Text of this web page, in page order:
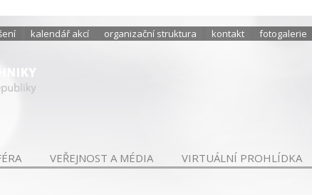
kalendář akcí organizační struktura kontakt fotogalerie
VEŘEJNOST A MÉDIA VIRTUÁLNÍ PROHLÍDKA